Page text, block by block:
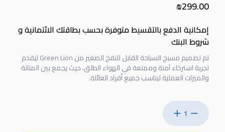
₪299.00
إمكانية الدفع بالتقسيط متوفرة بحسب بطاقتك الائتمانية و
شروط البنك
تم تصميم مسبح السباحة القابل للنفخ الصغير من Green Lion ليقدم
تجربة استرخاء آمنة وممتعة في الهواء الطلق، حيث يجمع بين المتانة
والميزات العملية ليناسب جميع أفراد العائلة.
1